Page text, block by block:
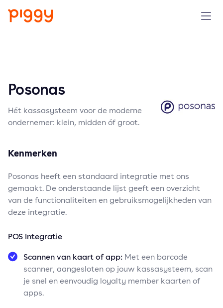
Over ons
Demo aanvragen
Posonas
Hét kassasysteem voor de moderne
ondernemer: klein, midden óf groot.
Kenmerken
Posonas heeft een standaard integratie met ons
gemaakt. De onderstaande lijst geeft een overzicht
van de functionaliteiten en gebruiksmogelijkheden van
deze integratie.
POS Integratie
Scannen van kaart of app: Met een barcode
scanner, aangesloten op jouw kassasysteem, scan
je snel en eenvoudig loyalty member kaarten of
apps.